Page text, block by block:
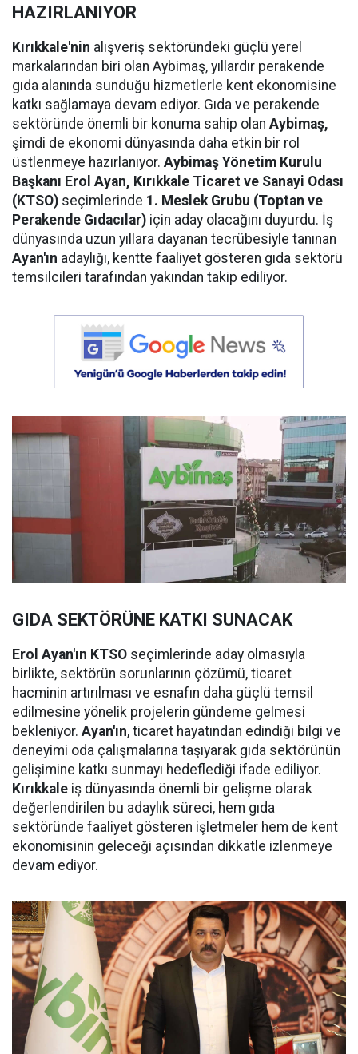
HAZIRLANIYOR
Kırıkkale'nin alışveriş sektöründeki güçlü yerel
markalarından biri olan Aybimaş, yıllardır perakende
gıda alanında sunduğu hizmetlerle kent ekonomisine
katkı sağlamaya devam ediyor. Gıda ve perakende
sektöründe önemli bir konuma sahip olan Aybimaş,
şimdi de ekonomi dünyasında daha etkin bir rol
üstlenmeye hazırlanıyor. Aybimaş Yönetim Kurulu
Başkanı Erol Ayan, Kırıkkale Ticaret ve Sanayi Odası
(KTSO) seçimlerinde 1. Meslek Grubu (Toptan ve
Perakende Gıdacılar) için aday olacağını duyurdu. İş
dünyasında uzun yıllara dayanan tecrübesiyle tanınan
Ayan'ın adaylığı, kentte faaliyet gösteren gıda sektörü
temsilcileri tarafından yakından takip ediliyor.
GIDA SEKTÖRÜNE KATKI SUNACAK
Erol Ayan'ın KTSO seçimlerinde aday olmasıyla
birlikte, sektörün sorunlarının çözümü, ticaret
hacminin artırılması ve esnafın daha güçlü temsil
edilmesine yönelik projelerin gündeme gelmesi
bekleniyor. Ayan'ın, ticaret hayatından edindiği bilgi ve
deneyimi oda çalışmalarına taşıyarak gıda sektörünün
gelişimine katkı sunmayı hedeflediği ifade ediliyor.
Kırıkkale iş dünyasında önemli bir gelişme olarak
değerlendirilen bu adaylık süreci, hem gıda
sektöründe faaliyet gösteren işletmeler hem de kent
ekonomisinin geleceği açısından dikkatle izlenmeye
devam ediyor.